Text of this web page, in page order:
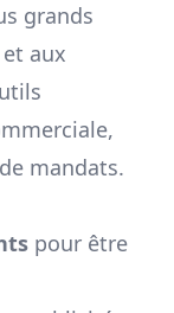
grands
aux
mandats.
pour être